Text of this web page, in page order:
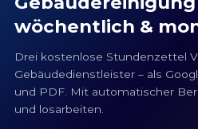
wöchentlich &
Drei kostenlose Stundenzettel
Gebäudedienstleister – als
und PDF. Mit automatischer
und losarbeiten.